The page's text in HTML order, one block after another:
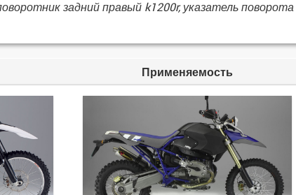
задний правый k1200r, указатель
Применяемость